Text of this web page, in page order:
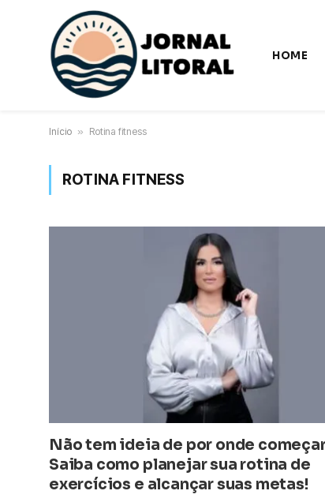
HOME
Início » Rotina fitness
ROTINA FITNESS
Não tem ideia de por onde
Saiba como planejar sua rotina de
exercícios e alcançar suas metas!